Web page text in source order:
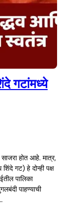
गटांमध्ये
होत आहे. मात्र,
गट) हे दोन्ही पक्ष
पालिका
पाहण्याची